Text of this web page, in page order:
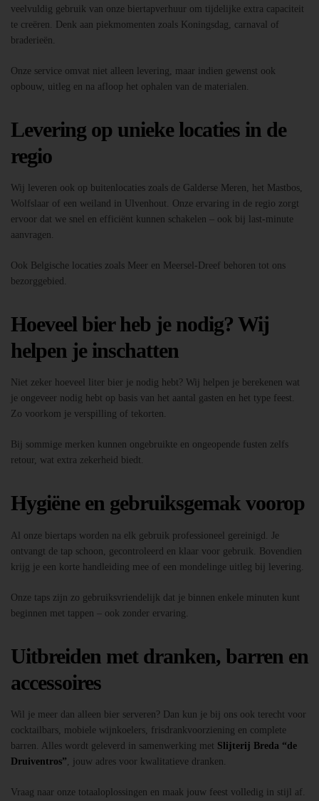
veelvuldig gebruik van onze biertapverhuur om tijdelijke extra capaciteit
te creëren. Denk aan piekmomenten zoals Koningsdag, carnaval of
braderieën.
Onze service omvat niet alleen levering, maar indien gewenst ook
opbouw, uitleg en na afloop het ophalen van de materialen.
Levering op unieke locaties in de
regio
Wij leveren ook op buitenlocaties zoals de Galderse Meren, het Mastbos,
Wolfslaar of een weiland in Ulvenhout. Onze ervaring in de regio zorgt
ervoor dat we snel en efficiënt kunnen schakelen – ook bij last-minute
aanvragen.
Ook Belgische locaties zoals Meer en Meersel-Dreef behoren tot ons
bezorggebied.
Hoeveel bier heb je nodig? Wij
helpen je inschatten
Niet zeker hoeveel liter bier je nodig hebt? Wij helpen je berekenen wat
je ongeveer nodig hebt op basis van het aantal gasten en het type feest.
Zo voorkom je verspilling of tekorten.
Bij sommige merken kunnen ongebruikte en ongeopende fusten zelfs
retour, wat extra zekerheid biedt.
Hygiëne en gebruiksgemak voorop
Al onze biertaps worden na elk gebruik professioneel gereinigd. Je
ontvangt de tap schoon, gecontroleerd en klaar voor gebruik. Bovendien
krijg je een korte handleiding mee of een mondelinge uitleg bij levering.
Onze taps zijn zo gebruiksvriendelijk dat je binnen enkele minuten kunt
beginnen met tappen – ook zonder ervaring.
Uitbreiden met dranken, barren en
accessoires
Wil je meer dan alleen bier serveren? Dan kun je bij ons ook terecht voor
cocktailbars, mobiele wijnkoelers, frisdrankvoorziening en complete
barren. Alles wordt geleverd in samenwerking met Slijterij Breda “de
Druiventros” , jouw adres voor kwalitatieve dranken.
Vraag naar onze totaaloplossingen en maak jouw feest volledig in stijl af.